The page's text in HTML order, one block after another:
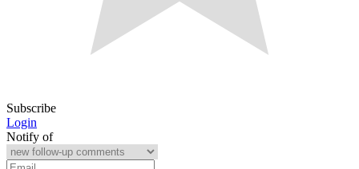
Subscribe
Login
Notify of